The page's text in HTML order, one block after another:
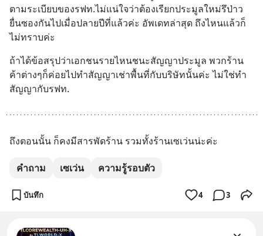
ตามระเบียบของรฟท.ไม่แน่ใจว่าต้องเรียกประมูลใหม่รึป่าว
ยื่นซองกันไปเมื่อปลายปีที่แล้วค่ะ อัพเดทล่าสุด ถึงไหนแล้วก็
ไม่ทราบค่ะ
ถ้าได้ข้อสรุปว่าเอกชนรายไหนชนะสัญญาประมูล พวกร้าน
ค้าต่างๆก็ค่อยไปทำสัญญาเช่าพื้นที่กับบริษัทนั้นค่ะ ไม่ใช่ทำ
สัญญากับรฟท.
ถึงตอนนั้น ก็คงมีสารพัดร้าน รวมทั้งร้านเซเว่นน่ะค่ะ
คำถาม เซเว่น ความรู้รอบตัว
บันทึก 4 3